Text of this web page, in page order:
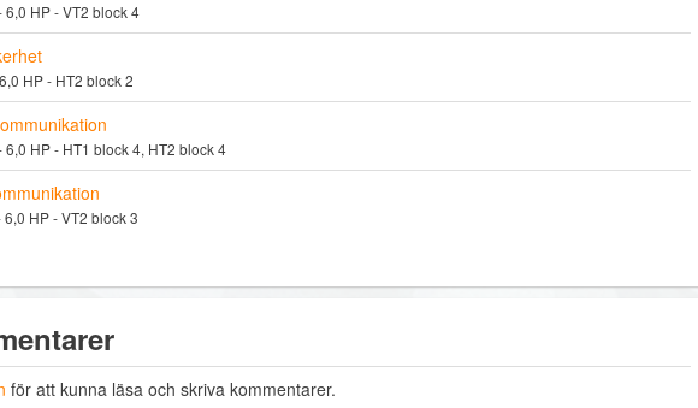
6,0 HP - VT2 block 4
HP - HT2 block 2
6,0 HP - HT1 block 4, HT2 block 4
6,0 HP - VT2 block 3
för att kunna läsa och skriva kommentarer.